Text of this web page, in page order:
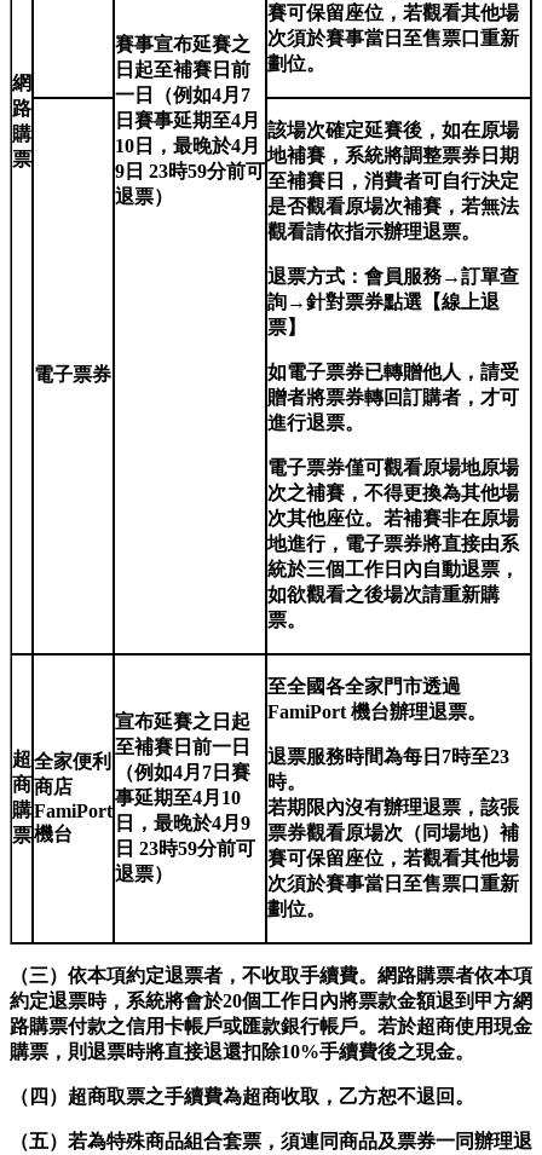
網
路
購
票
賽事宣布延賽之
日起至補賽日前
一日（例如4月7
日賽事延期至4月
10日，最晚於4月
9日 23時59分前可
退票）
賽可保留座位，若觀看其他場
次須於賽事當日至售票口重新
劃位。
電子票券
該場次確定延賽後，如在原場
地補賽，系統將調整票券日期
至補賽日，消費者可自行決定
是否觀看原場次補賽，若無法
觀看請依指示辦理退票。
退票方式：會員服務→訂單查
詢→針對票券點選【線上退
票】
如電子票券已轉贈他人，請受
贈者將票券轉回訂購者，才可
進行退票。
電子票券僅可觀看原場地原場
次之補賽，不得更換為其他場
次其他座位。若補賽非在原場
地進行，電子票券將直接由系
統於三個工作日內自動退票，
如欲觀看之後場次請重新購
票。
超
商
購
票
全家便利
商店
FamiPort
機台
宣布延賽之日起
至補賽日前一日
（例如4月7日賽
事延期至4月10
日，最晚於4月9
日 23時59分前可
退票）
至全國各全家門市透過
FamiPort 機台辦理退票。
退票服務時間為每日7時至23
時。
若期限內沒有辦理退票，該張
票券觀看原場次（同場地）補
賽可保留座位，若觀看其他場
次須於賽事當日至售票口重新
劃位。
（三）依本項約定退票者，不收取手續費。網路購票者依本項
約定退票時，系統將會於20個工作日內將票款金額退到甲方網
路購票付款之信用卡帳戶或匯款銀行帳戶。若於超商使用現金
購票，則退票時將直接退還扣除10%手續費後之現金。
（四）超商取票之手續費為超商收取，乙方恕不退回。
（五）若為特殊商品組合套票，須連同商品及票券一同辦理退